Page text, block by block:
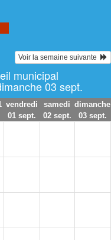
Voir la semaine suivante
municipal
03 sept.
vendredi
01 sept.
samedi
02 sept.
dimanche
03 sept.